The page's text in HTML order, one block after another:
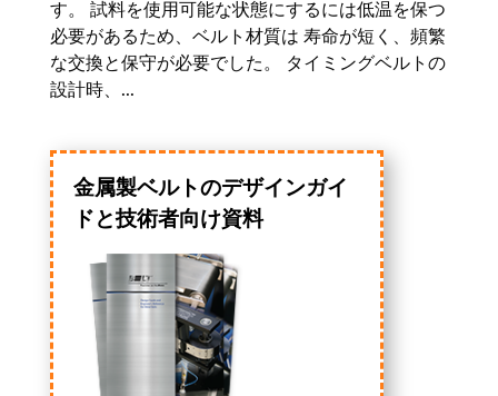
す。 試料を使用可能な状態にするには低温を保つ
必要があるため、ベルト材質は 寿命が短く、頻繁
な交換と保守が必要でした。 タイミングベルトの
設計時、...
金属製ベルトのデザインガイ
ドと技術者向け資料